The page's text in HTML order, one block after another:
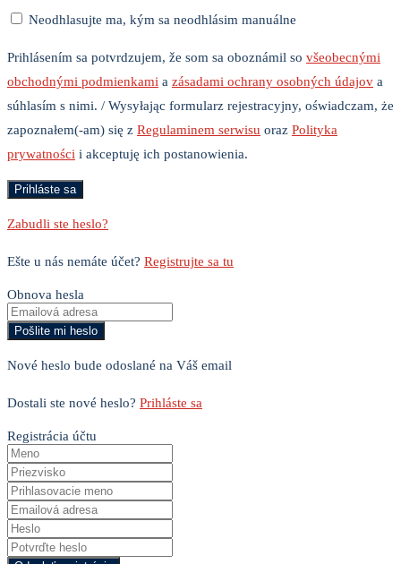
Neodhlasujte ma, kým sa neodhlásim manuálne
Prihlásením sa potvrdzujem, že som sa oboznámil so všeobecnými
obchodnými podmienkami a zásadami ochrany osobných údajov a
súhlasím s nimi. / Wysyłając formularz rejestracyjny, oświadczam, że
zapoznałem(-am) się z Regulaminem serwisu oraz Polityka
prywatności i akceptuję ich postanowienia.
Zabudli ste heslo?
Ešte u nás nemáte účet? Registrujte sa tu
Obnova hesla
Nové heslo bude odoslané na Váš email
Dostali ste nové heslo? Prihláste sa
Registrácia účtu